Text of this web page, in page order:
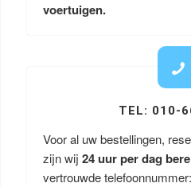
voertuigen.
TEL: 010-
Voor al uw bestellingen,
zijn wij 24 uur per dag
vertrouwde telefoonnummer: